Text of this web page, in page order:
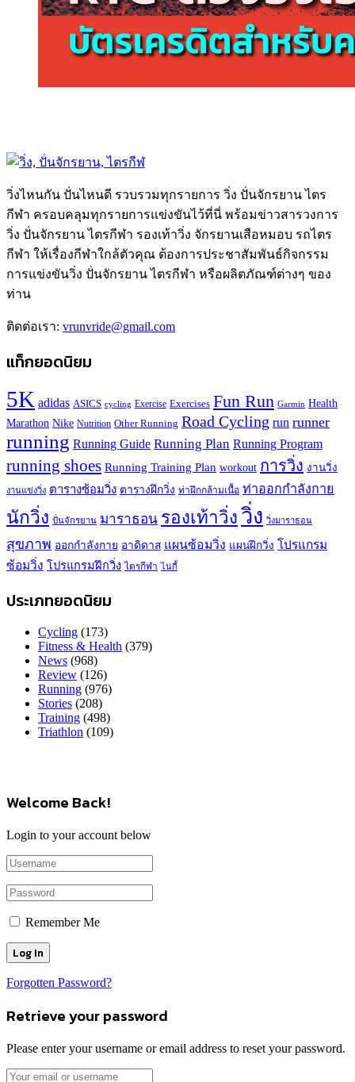
วิ่งไหนกัน ปั่นไหนดี รวบรวมทุกรายการ วิ่ง ปั่นจักรยาน ไตร
กีฬา ครอบคลุมทุกรายการแข่งขันไว้ที่นี่ พร้อมข่าวสารวงการ
วิ่ง ปั่นจักรยาน ไตรกีฬา รองเท้าวิ่ง จักรยานเสือหมอบ รถไตร
กีฬา ให้เรื่องกีฬาใกล้ตัวคุณ ต้องการประชาสัมพันธ์กิจกรรม
การแข่งขันวิ่ง ปั่นจักรยาน ไตรกีฬา หรือผลิตภัณฑ์ต่างๆ ของ
ท่าน
ติดต่อเรา: vrunvride@gmail.com
แท็กยอดนิยม
5K adidas ASICS cycling Exercise Exercises Fun Run Garmin Health
Marathon Nike Nutrition Other Running Road Cycling run runner
running Running Guide Running Plan Running Program
running shoes Running Training Plan workout การวิ่ง งานวิ่ง
งานแข่งวิ่ง ตารางซ้อมวิ่ง ตารางฝึกวิ่ง ท่าฝึกกล้ามเนื้อ ท่าออกกำลังกาย
นักวิ่ง ปั่นจักรยาน มาราธอน รองเท้าวิ่ง วิ่ง วิ่งมาราธอน
สุขภาพ ออกกำลังกาย อาดิดาส แผนซ้อมวิ่ง แผนฝึกวิ่ง โปรแกรม
ซ้อมวิ่ง โปรแกรมฝึกวิ่ง ไตรกีฬา ไนกี้
ประเภทยอดนิยม
Cycling (173)
Fitness & Health (379)
News (968)
Review (126)
Running (976)
Stories (208)
Training (498)
Triathlon (109)
Welcome Back!
Login to your account below
Remember Me
Forgotten Password?
Retrieve your password
Please enter your username or email address to reset your password.